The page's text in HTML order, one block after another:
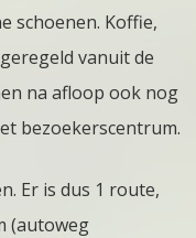
schoenen. Koffie,
vanuit de
na afloop ook nog
bezoekerscentrum.
Er is dus 1 route,
(autoweg